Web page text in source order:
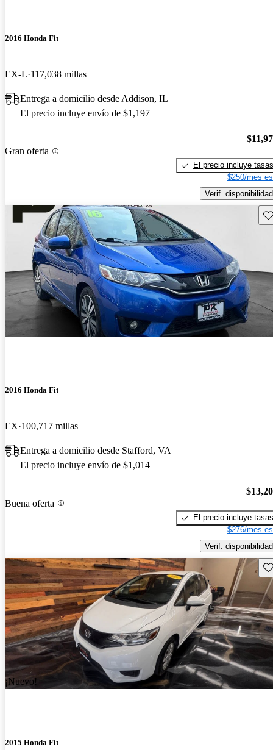
2016 Honda Fit
EX-L 117,038 millas
Entrega a domicilio desde Addison, IL
El precio incluye envío de $1,197
Gran oferta
El precio incluye tasas
$250/mes
Verif. disponibilidad
2016 Honda Fit
EX 100,717 millas
Entrega a domicilio desde Stafford, VA
El precio incluye envío de $1,014
Buena oferta
El precio incluye tasas
$276/mes
Verif. disponibilidad
¡Nuevo!
2015 Honda Fit